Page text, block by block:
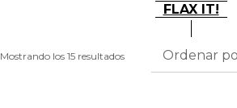
FLAX IT!
Mostrando los 15 resultados